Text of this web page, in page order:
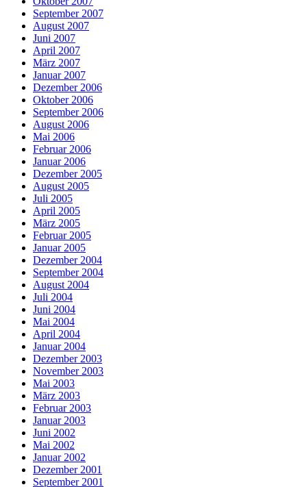
September 2007
August 2007
Juni 2007
April 2007
März 2007
Januar 2007
Dezember 2006
Oktober 2006
September 2006
August 2006
Mai 2006
Februar 2006
Januar 2006
Dezember 2005
August 2005
Juli 2005
April 2005
März 2005
Februar 2005
Januar 2005
Dezember 2004
September 2004
August 2004
Juli 2004
Juni 2004
Mai 2004
April 2004
Januar 2004
Dezember 2003
November 2003
Mai 2003
März 2003
Februar 2003
Januar 2003
Juni 2002
Mai 2002
Januar 2002
Dezember 2001
September 2001